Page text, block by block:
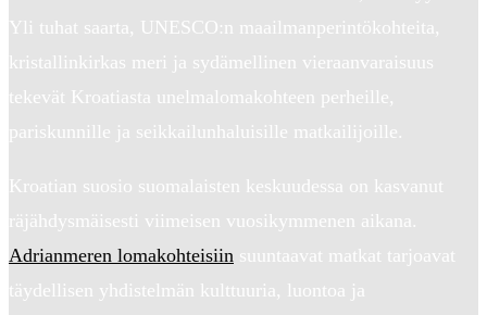
Yli tuhat saarta, UNESCO:n maailmanperintökohteita,
kristallinkirkas meri ja sydämellinen vieraanvaraisuus
tekevät Kroatiasta unelmalomakohteen perheille,
pariskunnille ja seikkailunhaluisille matkailijoille.
Kroatian suosio suomalaisten keskuudessa on kasvanut
räjähdysmäisesti viimeisen vuosikymmenen aikana.
Adrianmeren lomakohteisiin suuntaavat matkat tarjoavat
täydellisen yhdistelmän kulttuuria, luontoa ja